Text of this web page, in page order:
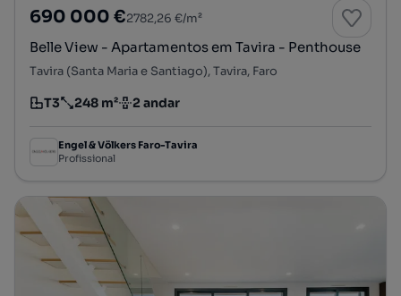
690 000 €2782,26 €/m²
Belle View - Apartamentos em Tavira - Penthouse
Tavira (Santa Maria e Santiago), Tavira, Faro
Tipologia
T3
Preço por metro quadrado
248 m²
Andar 2 andar
Engel & Völkers Faro-Tavira
Profissional